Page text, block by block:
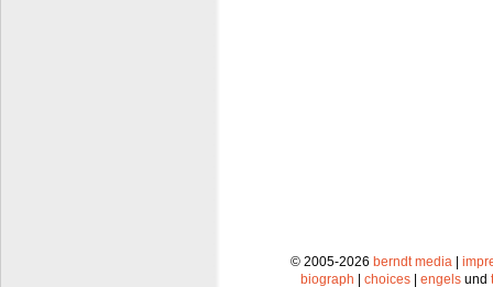
© 2005-2026 berndt media|
biograph
choices engels und